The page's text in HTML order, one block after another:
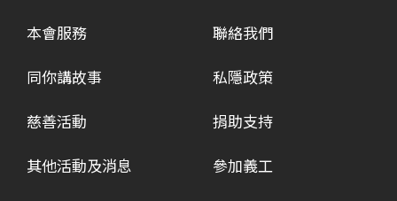
本會服務
同你講故事
慈善活動
其他活動及消息
聯絡我們
私隱政策
捐助支持
參加義工